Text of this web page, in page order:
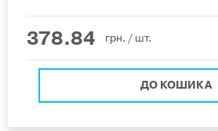
378.84 грн. / шт.
ДО КОШИКА